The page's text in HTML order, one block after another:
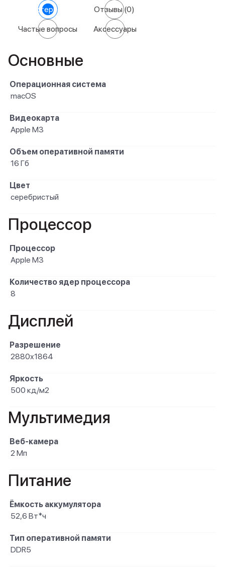
Характеристики Отзывы(0)
Частые вопросы Аксессуары
Основные
Операционная система
macOS
Видеокарта
Apple M3
Объем оперативной памяти
16 Гб
Цвет
серебристый
Процессор
Процессор
Apple M3
Количество ядер процессора
8
Дисплей
Разрешение
2880x1864
Яркость
500 кд/м2
Мультимедия
Веб-камера
2 Мп
Питание
Ёмкость аккумулятора
52,6 Вт*ч
Тип оперативной памяти
DDR5